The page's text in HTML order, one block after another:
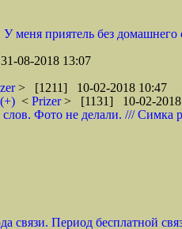
приятель без домашнего
08-2018 13:07
> [1211] 10-02-2018 10:47
< Prizer> [1131] 10-02-2018
Фото не делали. /// Симка
Период бесплатной